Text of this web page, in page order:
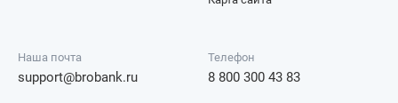
Наша почта
support@brobank.ru
Телефон
8 800 300 43 83